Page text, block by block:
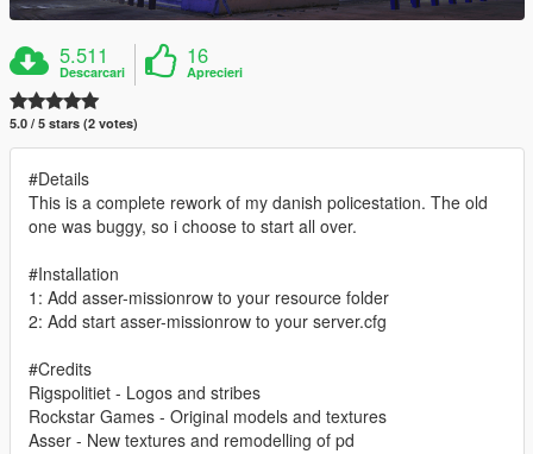
5.511
Descarcari
16
Aprecieri
5.0 / 5 stars (2 votes)
#Details
This is a complete rework of my danish policestation. The old
one was buggy, so i choose to start all over.
#Installation
1: Add asser-missionrow to your resource folder
2: Add start asser-missionrow to your server.cfg
#Credits
Rigspolitiet - Logos and stribes
Rockstar Games - Original models and textures
Asser - New textures and remodelling of pd